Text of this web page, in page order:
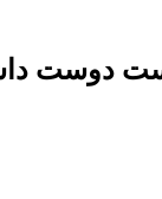
دوست